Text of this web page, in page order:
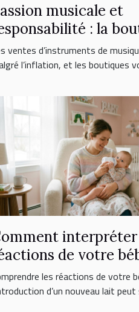
musicale et
: la
aux nouveaux
ventes d’instruments de
l’inflation, et les boutiques
interpréter
de votre
lait ?
les réactions de votre
d’un nouveau lait peut